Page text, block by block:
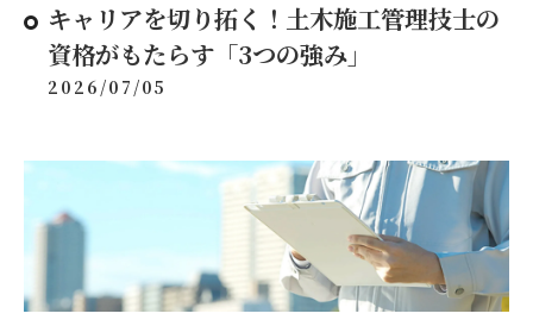
キャリアを切り拓く！土木施工管理技士の
資格がもたらす「3つの強み」
2026/07/05